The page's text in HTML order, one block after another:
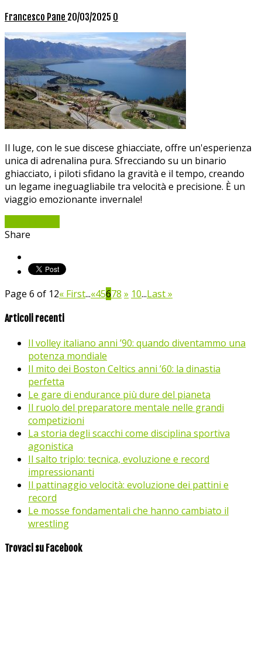
Francesco Pane 20/03/2025 0
Il luge, con le sue discese ghiacciate, offre un'esperienza
unica di adrenalina pura. Sfrecciando su un binario
ghiacciato, i piloti sfidano la gravità e il tempo, creando
un legame ineguagliabile tra velocità e precisione. È un
viaggio emozionante invernale!
Share
Page 6 of 12« First...«45678 » 10...Last »
Articoli recenti
Il volley italiano anni ’90: quando diventammo una
potenza mondiale
Il mito dei Boston Celtics anni ’60: la dinastia
perfetta
Le gare di endurance più dure del pianeta
Il ruolo del preparatore mentale nelle grandi
competizioni
La storia degli scacchi come disciplina sportiva
agonistica
Il salto triplo: tecnica, evoluzione e record
impressionanti
Il pattinaggio velocità: evoluzione dei pattini e
record
Le mosse fondamentali che hanno cambiato il
wrestling
Trovaci su Facebook